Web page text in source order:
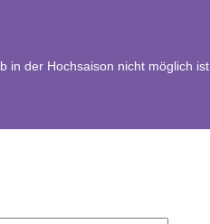
in der Hochsaison nicht möglich ist.